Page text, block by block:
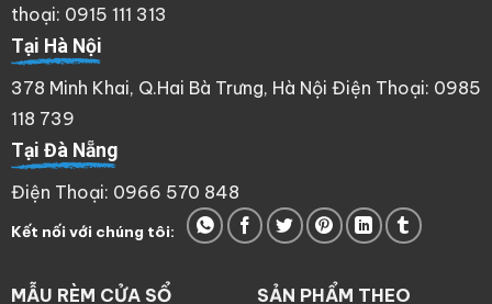
thoại: 0915 111 313
Tại Hà Nội
378 Minh Khai, Q.Hai Bà Trưng, Hà Nội Điện Thoại: 0985
118 739
Tại Đà Nẵng
Điện Thoại: 0966 570 848
Kết nối với chúng tôi:
MẪU RÈM CỬA SỔ
SẢN PHẨM THEO